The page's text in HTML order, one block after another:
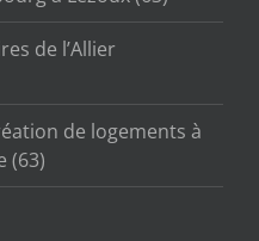
de l’Allier
de logements à
(63)